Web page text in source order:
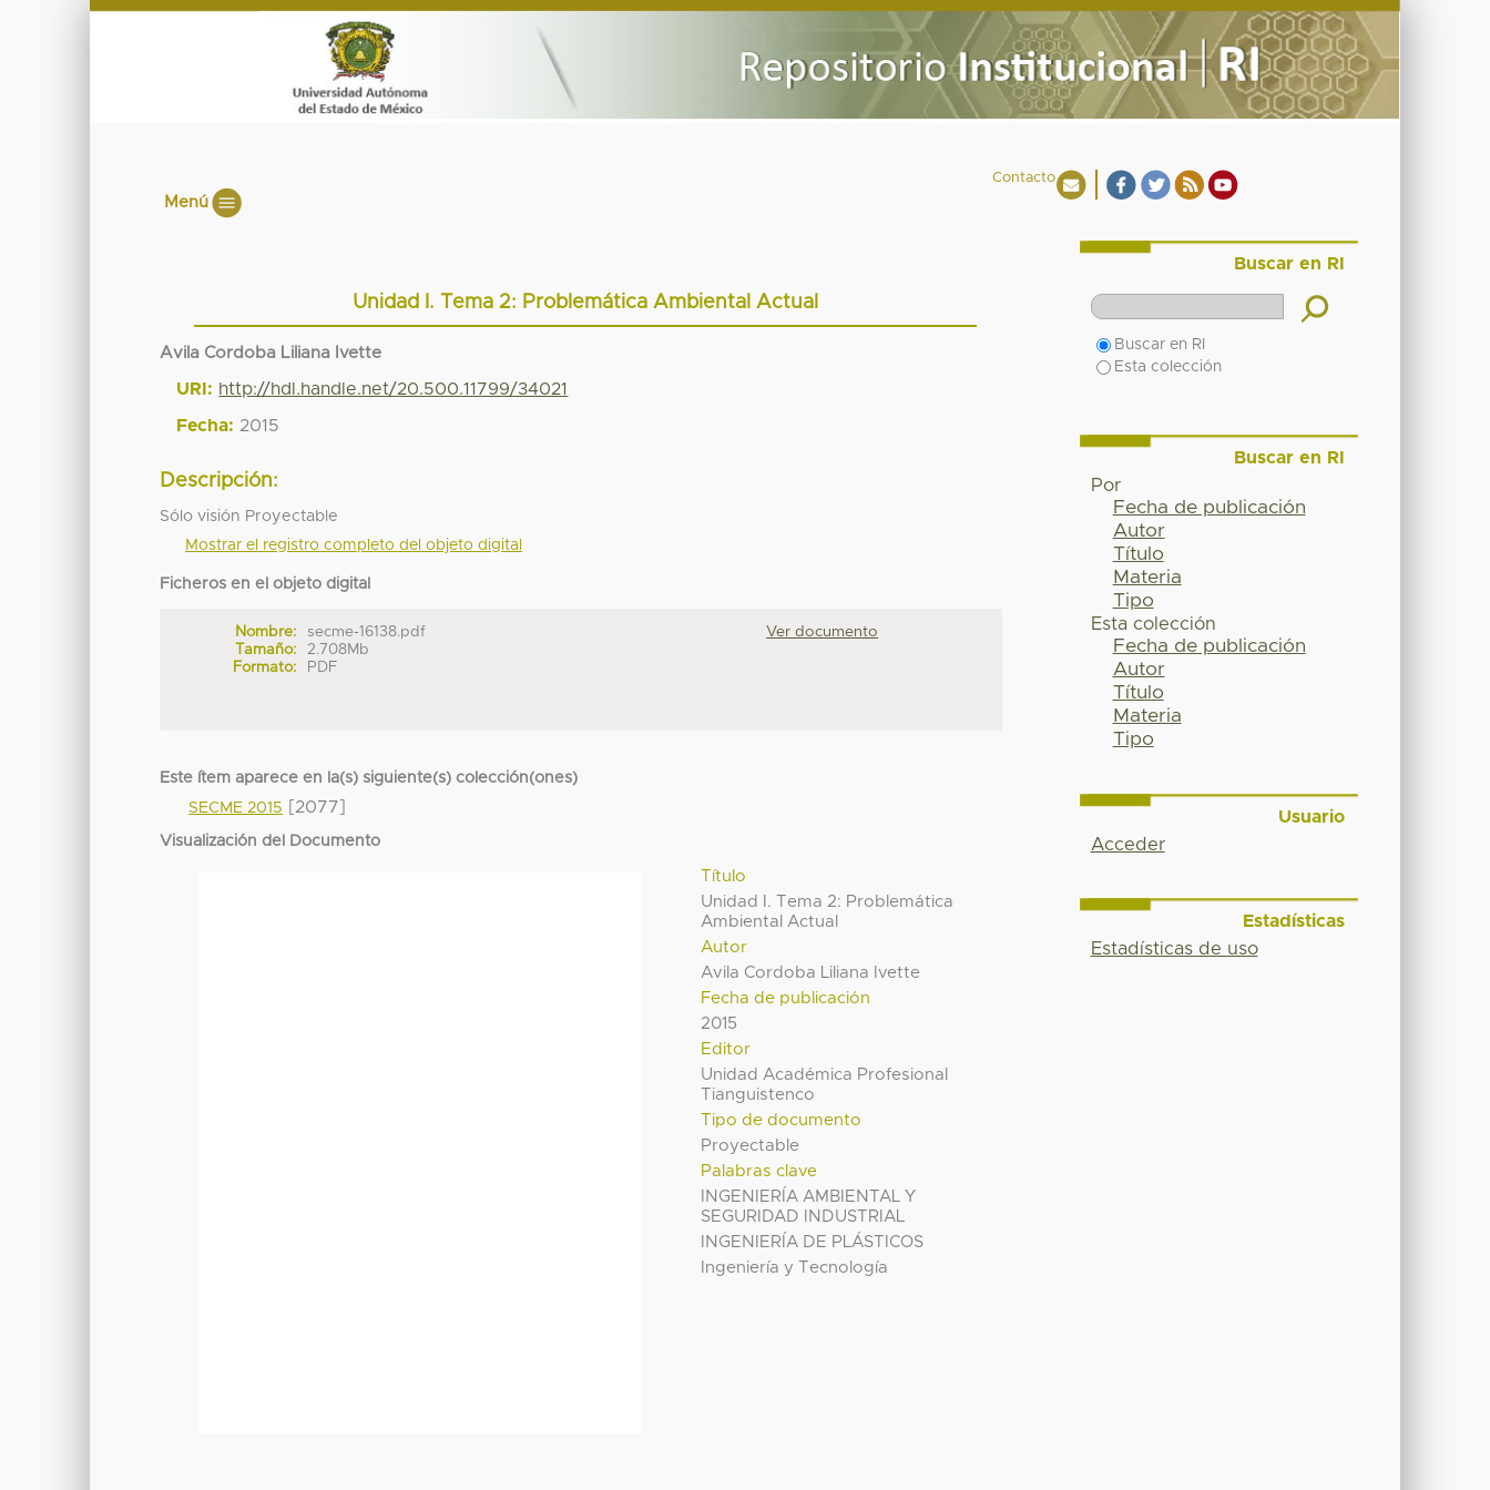
Contacto
Menú
Unidad I. Tema 2: Problemática Ambiental Actual
Avila Cordoba Liliana Ivette
URI: http://hdl.handle.net/20.500.11799/34021
Fecha: 2015
Descripción:
Sólo visión Proyectable
Mostrar el registro completo del objeto digital
Ficheros en el objeto digital
Nombre:
secme-16138.pdf
Tamaño:
2.708Mb
Formato:
PDF
Ver documento
Este ítem aparece en la(s) siguiente(s) colección(ones)
SECME 2015
[2077]
Visualización del Documento
Título
Unidad I. Tema 2: Problemática
Ambiental Actual
Autor
Avila Cordoba Liliana Ivette
Fecha de publicación
2015
Editor
Unidad Académica Profesional
Tianguistenco
Tipo de documento
Proyectable
Palabras clave
INGENIERÍA AMBIENTAL Y
SEGURIDAD INDUSTRIAL
INGENIERÍA DE PLÁSTICOS
Ingeniería y Tecnología
Buscar en RI
Buscar en RI
Esta colección
Buscar en RI
Por
Fecha de publicación
Autor
Título
Materia
Tipo
Esta colección
Fecha de publicación
Autor
Título
Materia
Tipo
Usuario
Acceder
Estadísticas
Estadísticas de uso